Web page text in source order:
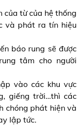
của từ của hệ thống
và phát ra tín hiệu
báo rung sẽ được
tâm cho người
vào các khu vực
giếng trời…thì các
chóng phát hiện và
lập tức.